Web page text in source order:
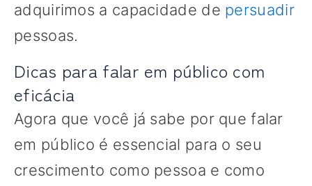
adquirimos a capacidade de persuadir
pessoas.
Dicas para falar em público com
eficácia
Agora que você já sabe por que falar
em público é essencial para o seu
crescimento como pessoa e como